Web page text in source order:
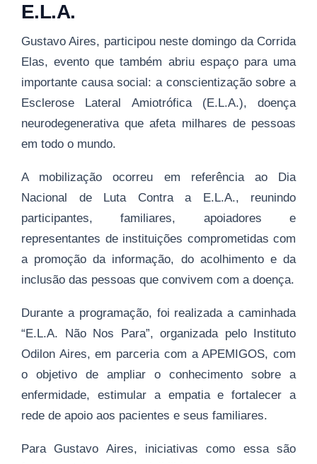
E.L.A.
Gustavo Aires, participou neste domingo da Corrida
Elas, evento que também abriu espaço para uma
importante causa social: a conscientização sobre a
Esclerose Lateral Amiotrófica (E.L.A.), doença
neurodegenerativa que afeta milhares de pessoas
em todo o mundo.
A mobilização ocorreu em referência ao Dia
Nacional de Luta Contra a E.L.A., reunindo
participantes, familiares, apoiadores e
representantes de instituições comprometidas com
a promoção da informação, do acolhimento e da
inclusão das pessoas que convivem com a doença.
Durante a programação, foi realizada a caminhada
“E.L.A. Não Nos Para”, organizada pelo Instituto
Odilon Aires, em parceria com a APEMIGOS, com
o objetivo de ampliar o conhecimento sobre a
enfermidade, estimular a empatia e fortalecer a
rede de apoio aos pacientes e seus familiares.
Para Gustavo Aires, iniciativas como essa são